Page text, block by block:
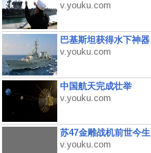
v.youku.com
巴基斯坦获得水下神器
v.youku.com
中国航天完成壮举
v.youku.com
苏47金雕战机前世今生
v.youku.com